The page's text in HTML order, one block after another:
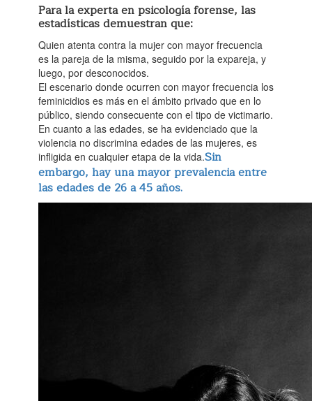
Para la experta en psicología forense, las
estadísticas demuestran que:
Quien atenta contra la mujer con mayor frecuencia
es la pareja de la misma, seguido por la expareja, y
luego, por desconocidos.
El escenario donde ocurren con mayor frecuencia los
feminicidios es más en el ámbito privado que en lo
público, siendo consecuente con el tipo de victimario.
En cuanto a las edades, se ha evidenciado que la
violencia no discrimina edades de las mujeres, es
infligida en cualquier etapa de la vida.Sin
embargo, hay una mayor prevalencia entre
las edades de 26 a 45 años.